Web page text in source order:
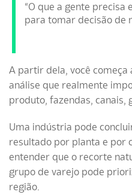
“O que a gente precisa
para tomar decisão de
A partir dela, você começa
análise que realmente
produto, fazendas, canais,
Uma indústria pode
resultado por planta e por
entender que o recorte
grupo de varejo pode
região.